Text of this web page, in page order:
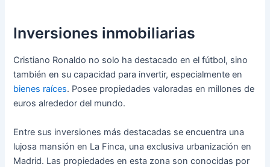
Inversiones inmobiliarias
Cristiano Ronaldo no solo ha destacado en el fútbol, sino
también en su capacidad para invertir, especialmente en
bienes raíces. Posee propiedades valoradas en millones de
euros alrededor del mundo.
Entre sus inversiones más destacadas se encuentra una
lujosa mansión en La Finca, una exclusiva urbanización en
Madrid. Las propiedades en esta zona son conocidas por